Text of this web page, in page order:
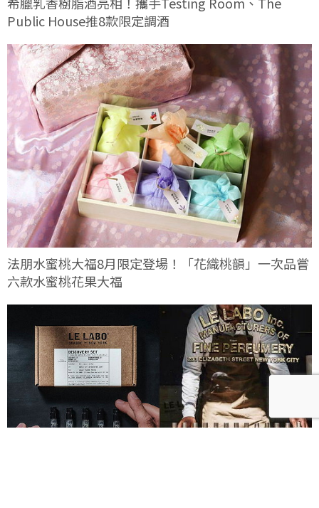
Public House推8款限定調酒
法朋水蜜桃大福8月限定登場！「花織桃韻」一次品嘗
六款水蜜桃花果大福